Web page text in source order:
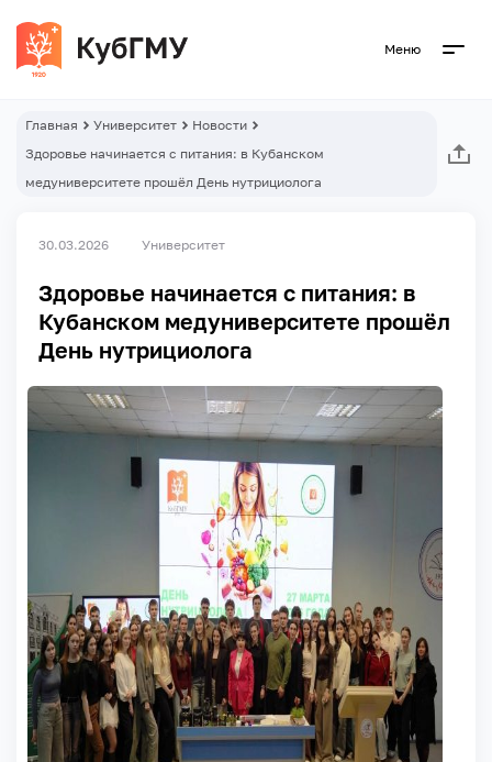
Меню
Главная Университет
Новости
Здоровье начинается с питания: в Кубанском
медуниверситете прошёл День нутрициолога
30.03.2026 Университет
Здоровье начинается с питания: в
Кубанском медуниверситете прошёл
День нутрициолога